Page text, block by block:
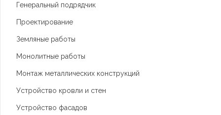
Генеральный подрядчик
Проектирование
Земляные работы
Монолитные работы
Монтаж металлических конструкций
Устройство кровли и стен
Устройство фасадов